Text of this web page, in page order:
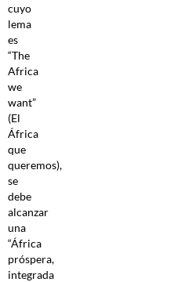
cuyo
lema
es
“The
Africa
we
want”
(El
África
que
queremos),
se
debe
alcanzar
una
“África
próspera,
integrada